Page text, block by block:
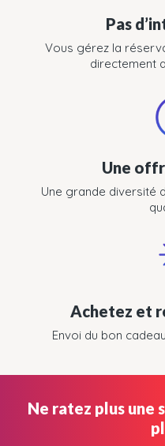
Pas
Vous gérez la
directement
Une
Une grande diversité
Achetez et
Envoi du bon
Ne ratez plus une